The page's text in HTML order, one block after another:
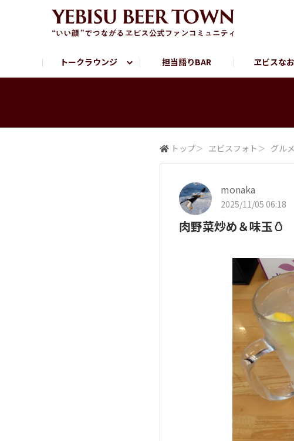
トークラウンジ 担当語りBAR ヱビスな
サッポロビール公式Instagram
トップ＞ ヱビスフォト ＞ グル
monaka
2025/11/05 06:18
肉野菜炒め＆味玉🥚